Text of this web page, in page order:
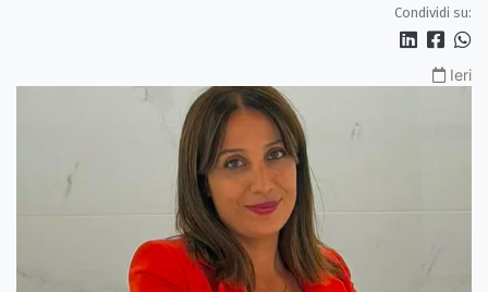
Condividi su:
Ieri